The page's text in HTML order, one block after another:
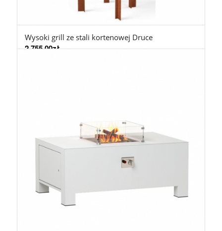
Wysoki grill ze stali kortenowej Druce
2.755,00zł